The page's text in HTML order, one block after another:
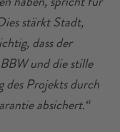
stärkt Stadt,
dass der
und die stille
des Projekts durch
absichert.“